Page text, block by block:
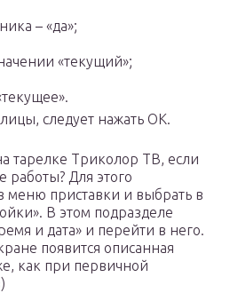
– «да»;
«текущий»;
следует нажать ОК.
тарелке Триколор ТВ, если
работы? Для этого
меню приставки и выбрать в
В этом подразделе
и дата» и перейти в него.
появится описанная
как при первичной